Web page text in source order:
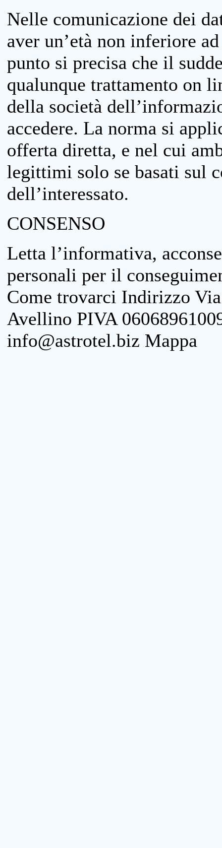
Nelle comunicazione dei
aver un’età non inferiore
punto si precisa che il
qualunque trattamento on
della società
accedere. La norma si
offerta diretta, e nel cui
legittimi solo se basati sul
dell’interessato.
CONSENSO
Letta l’informativa,
personali per il
Come trovarci Indirizzo
Avellino PIVA
info@astrotel.biz Mappa